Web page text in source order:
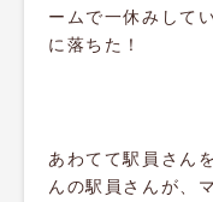
ームで一休みして
に落ちた！
あわてて駅員さん
んの駅員さんが、